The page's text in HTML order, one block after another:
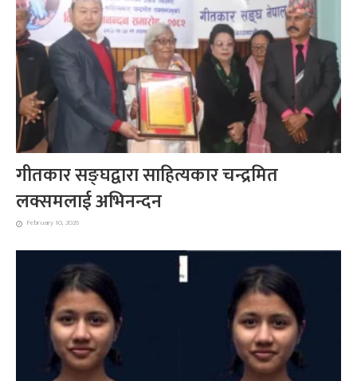
गीतकार सङ्घद्वारा साहित्यकार चन्द्रमित
लक्समलाई अभिनन्दन
February 10, 2026